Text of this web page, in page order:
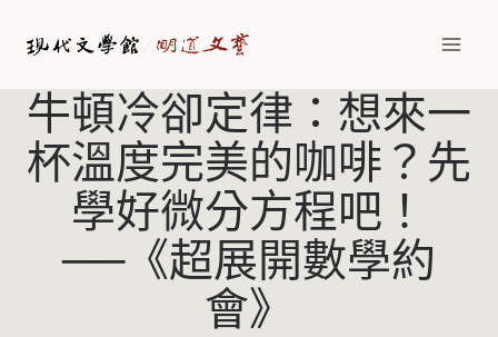
牛頓冷卻定律：想來一
杯溫度完美的咖啡？先
學好微分方程吧！
──《超展開數學約
會》